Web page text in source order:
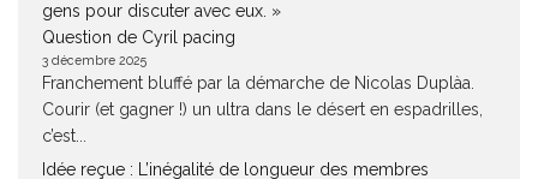
gens pour discuter avec eux. »
Question de Cyril pacing
3 décembre 2025
Franchement bluffé par la démarche de Nicolas Duplàa.
Courir (et gagner !) un ultra dans le désert en espadrilles,
c’est...
Idée reçue : L’inégalité de longueur des membres